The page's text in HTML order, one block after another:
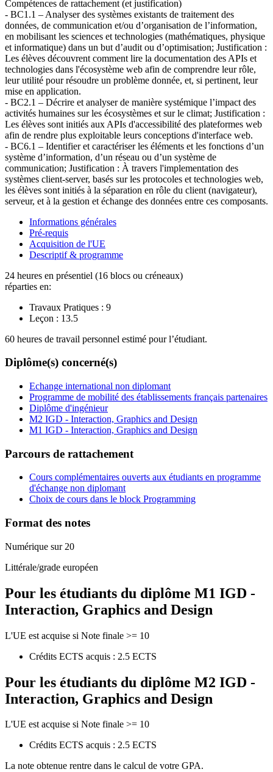
Compétences de rattachement (et justification)
- BC1.1 – Analyser des systèmes existants de traitement des
données, de communication et/ou d’organisation de l’information,
en mobilisant les sciences et technologies (mathématiques, physique
et informatique) dans un but d’audit ou d’optimisation; Justification :
Les élèves découvrent comment lire la documentation des APIs et
technologies dans l'écosystème web afin de comprendre leur rôle,
leur utilité pour résoudre un problème donnée, et, si pertinent, leur
mise en application.
- BC2.1 – Décrire et analyser de manière systémique l’impact des
activités humaines sur les écosystèmes et sur le climat; Justification :
Les élèves sont initiés aux APIs d'accessibilité des plateformes web
afin de rendre plus exploitable leurs conceptions d'interface web.
- BC6.1 – Identifier et caractériser les éléments et les fonctions d’un
système d’information, d’un réseau ou d’un système de
communication; Justification : À travers l'implementation des
systèmes client-server, basés sur les protocoles et technologies web,
les élèves sont initiés à la séparation en rôle du client (navigateur),
serveur, et à la gestion et échange des données entre ces composants.
Informations générales
Pré-requis
Acquisition de l'UE
Descriptif & programme
24 heures en présentiel (16 blocs ou créneaux)
réparties en:
Travaux Pratiques : 9
Leçon : 13.5
60 heures de travail personnel estimé pour l’étudiant.
Diplôme(s) concerné(s)
Echange international non diplomant
Programme de mobilité des établissements français partenaires
Diplôme d'ingénieur
M2 IGD - Interaction, Graphics and Design
M1 IGD - Interaction, Graphics and Design
Parcours de rattachement
Cours complémentaires ouverts aux étudiants en programme
d'échange non diplomant
Choix de cours dans le block Programming
Format des notes
Numérique sur 20
Littérale/grade européen
Pour les étudiants du diplôme M1 IGD -
Interaction, Graphics and Design
L'UE est acquise si Note finale >= 10
Crédits ECTS acquis : 2.5 ECTS
Pour les étudiants du diplôme M2 IGD -
Interaction, Graphics and Design
L'UE est acquise si Note finale >= 10
Crédits ECTS acquis : 2.5 ECTS
La note obtenue rentre dans le calcul de votre GPA.